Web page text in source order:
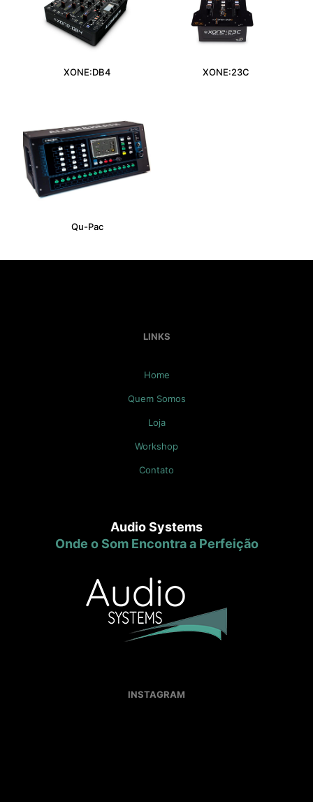
XONE:DB4 XONE:23C
Qu-Pac
LINKS
Home
Quem Somos
Loja
Workshop
Contato
Audio Systems
Onde o Som Encontra a Perfeição
INSTAGRAM